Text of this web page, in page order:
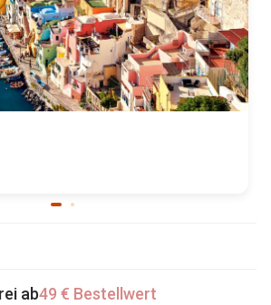
ab49 € Bestellwert